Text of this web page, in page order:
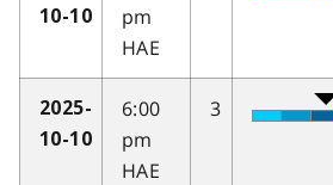
10-10
pm
HAE
2025-
10-10
6:00
pm
HAE
3